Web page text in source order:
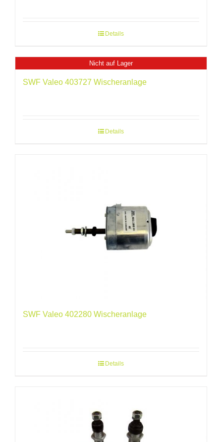
Details
Nicht auf Lager
SWF Valeo 403727 Wischeranlage
Details
SWF Valeo 402280 Wischeranlage
Details